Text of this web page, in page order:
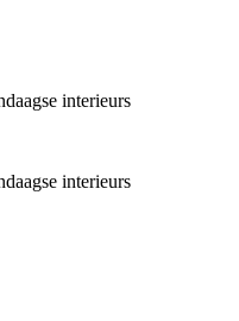
interieurs
interieurs